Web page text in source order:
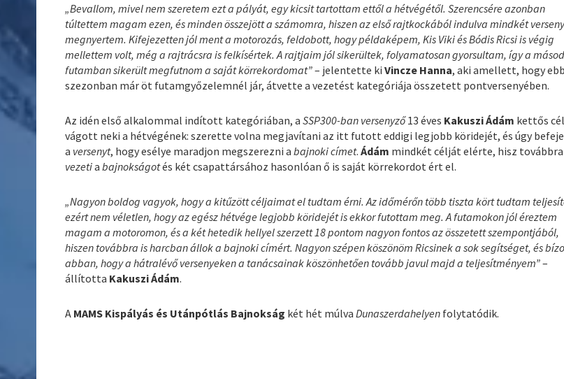
„Bevallom, mivel nem szeretem ezt a pályát, egy kicsit tartottam ettől a hétvégétől. Szerencsére azonban
túltettem magam ezen, és minden összejött a számomra, hiszen az első rajtkockából indulva mindkét
megnyertem. Kifejezetten jól ment a motorozás, feldobott, hogy példaképem, Kis Viki és Bódis Ricsi is végig
mellettem volt, még a rajtrácsra is felkísértek. A rajtjaim jól sikerültek, folyamatosan gyorsultam, így a
futamban sikerült megfutnom a saját körrekordomat”– jelentette kiVincze Hanna, aki amellett, hogy
szezonban már öt futamgyőzelemnél jár, átvette a vezetést kategóriája összetett pontversenyében.
Az idén első alkalommal indított kategóriában, aSSP300-ban versenyző13 éves Kakuszi Ádám kettős
vágott neki a hétvégének: szerette volna megjavítani az itt futott eddigi legjobb köridejét, és úgy
a versenyt, hogy esélye maradjon megszerezni abajnoki címet.Ádám mindkét célját elérte, hisz továbbra
vezetiabajnokságotés két csapattársához hasonlóan ő is saját körrekordot ért el.
„Nagyon boldog vagyok, hogy a kitűzött céljaimat el tudtam érni. Az időmérőn több tiszta kört tudtam
ezért nem véletlen, hogy az egész hétvége legjobb köridejét is ekkor futottam meg. A futamokon jól éreztem
magam a motoromon, és a két hetedik hellyel szerzett 18 pontom nagyon fontos az összetett szempontjából,
hiszen továbbra is harcban állok a bajnoki címért. Nagyon szépen köszönöm Ricsinek a sok segítséget, és
abban, hogy a hátralévő versenyeken a tanácsainak köszönhetően tovább javul majd a teljesítményem”–
állította Kakuszi Ádám.
A MAMS Kispályás és Utánpótlás Bajnokság két hét múlvaDunaszerdahelyen folytatódik.